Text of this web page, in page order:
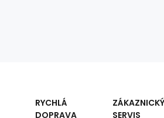
RYCHLÁ
DOPRAVA
ZÁKAZNICKÝ
SERVIS